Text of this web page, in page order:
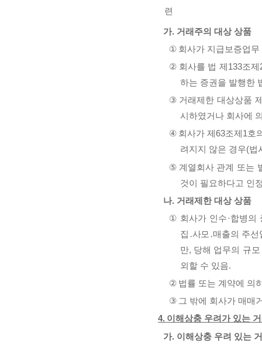
련
가. 거래주의 대상 상품
① 회사가 지급보증업
② 회사를 법 제 133조제
하는 증권을 발행한
③ 거래제한 대상상품
시하였거나 회사에
④ 회사가 제63조제 1호
려지지 않은 경우(법
⑤ 계열회사 관계 또는
것이 필요하다고 인
나. 거래제한 대상 상품
① 회사가 인수·합병의
집 ․사모 ․매출의 주
만, 당해 업무의 규
외할 수 있음.
② 법률 또는 계약에 의
③ 그 밖에 회사가 매매
4. 이해상충 우려가 있는
가. 이해상충 우려 있는